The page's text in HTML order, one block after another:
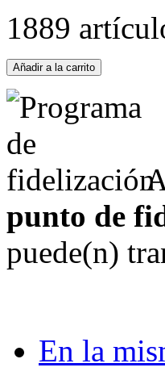
1889
punto de
puede(n)
En la